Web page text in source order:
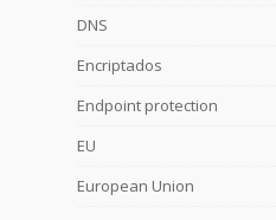
DNS
Encriptados
Endpoint protection
EU
European Union